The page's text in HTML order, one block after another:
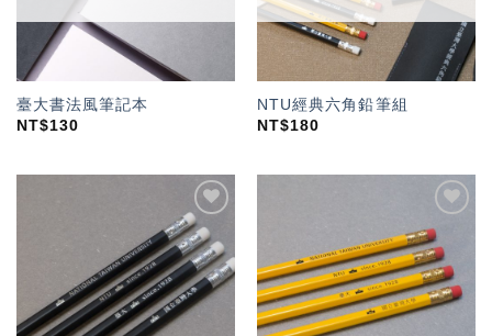
臺大書法風筆記本
NT$130
NTU經典六角鉛筆組
NT$180
加入
「願
望輕
單」
「願
望輕
單」